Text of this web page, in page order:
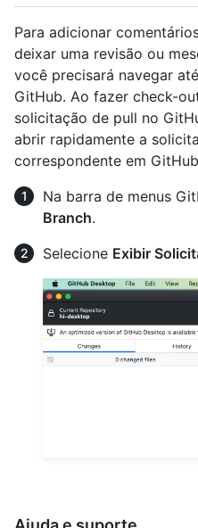
Para adicionar
deixar uma revisão ou
você precisará navegar
GitHub. Ao fazer check-
solicitação de pull no
abrir rapidamente a
correspondente em
Na barra de menus
Branch.
Selecione Exibir